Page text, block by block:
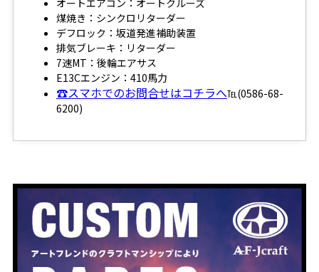
煤焼き：シンクロリターダー
デフロック：坂道発進補助装置
排気ブレーキ：リターダー
7速MT：後輪エアサス
E13Cエンジン：410馬力
☎スマホでのお問合せはコチラへ℡(0586-68-
6200)